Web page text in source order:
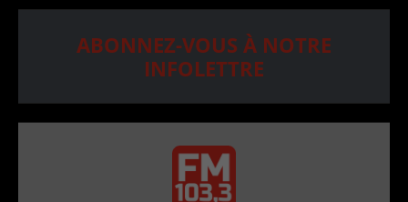
ABONNEZ-VOUS À NOTRE
INFOLETTRE